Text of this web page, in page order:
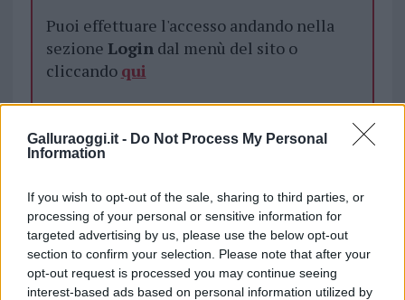
Galluraoggi.it - Do Not Process My Personal
Information
If you wish to opt-out of the sale, sharing to third parties, or
processing of your personal or sensitive information for
targeted advertising by us, please use the below opt-out
section to confirm your selection. Please note that after your
opt-out request is processed you may continue seeing
interest-based ads based on personal information utilized by
Puoi effettuare l'accesso andando nella
sezione Logindal menù del sito o
cliccando qui
TEMI: Polizia Di Stato Principato Di Monaco
i tuoi video e le tue foto
Su WhatsApp al numero +39
345 356 7512